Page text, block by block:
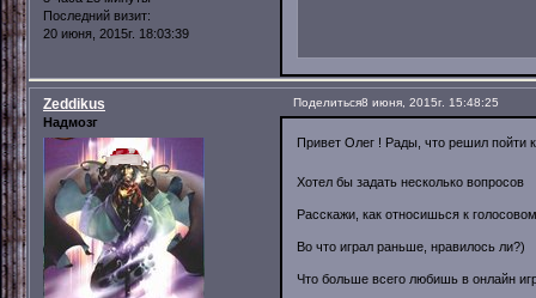
Последний визит:
20 июня, 2015г. 18:03:39
Поделиться8 июня, 2015г. 15:48:25
Zeddikus
Надмозг
Привет Олег ! Рады, что решил пойти
Хотел бы задать несколько вопросов
Расскажи, как относишься к
Во что играл раньше, нравилось ли?)
Что больше всего любишь в онлайн